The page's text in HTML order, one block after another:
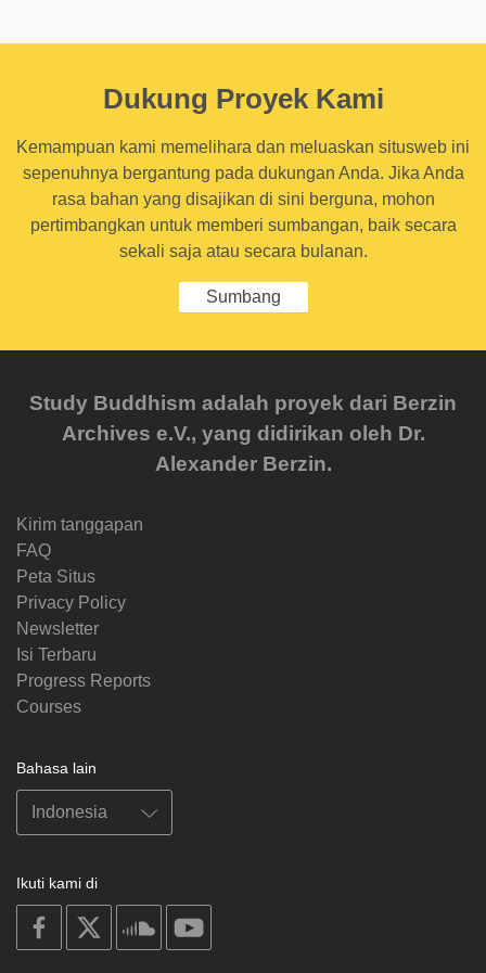
Dukung Proyek Kami
Kemampuan kami memelihara dan meluaskan situsweb ini
sepenuhnya bergantung pada dukungan Anda. Jika Anda
rasa bahan yang disajikan di sini berguna, mohon
pertimbangkan untuk memberi sumbangan, baik secara
sekali saja atau secara bulanan.
Sumbang
Study Buddhism adalah proyek dari Berzin
Archives e.V., yang didirikan oleh Dr.
Alexander Berzin.
Kirim tanggapan
FAQ
Peta Situs
Privacy Policy
Newsletter
Isi Terbaru
Progress Reports
Courses
Bahasa lain
Ikuti kami di
on
facebook
soundcloud